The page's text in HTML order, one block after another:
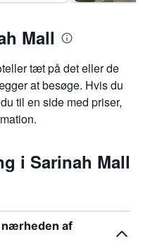
Mall
tæt på det eller de
at besøge. Hvis du
til en side med priser,
i Sarinah Mall
nærheden af